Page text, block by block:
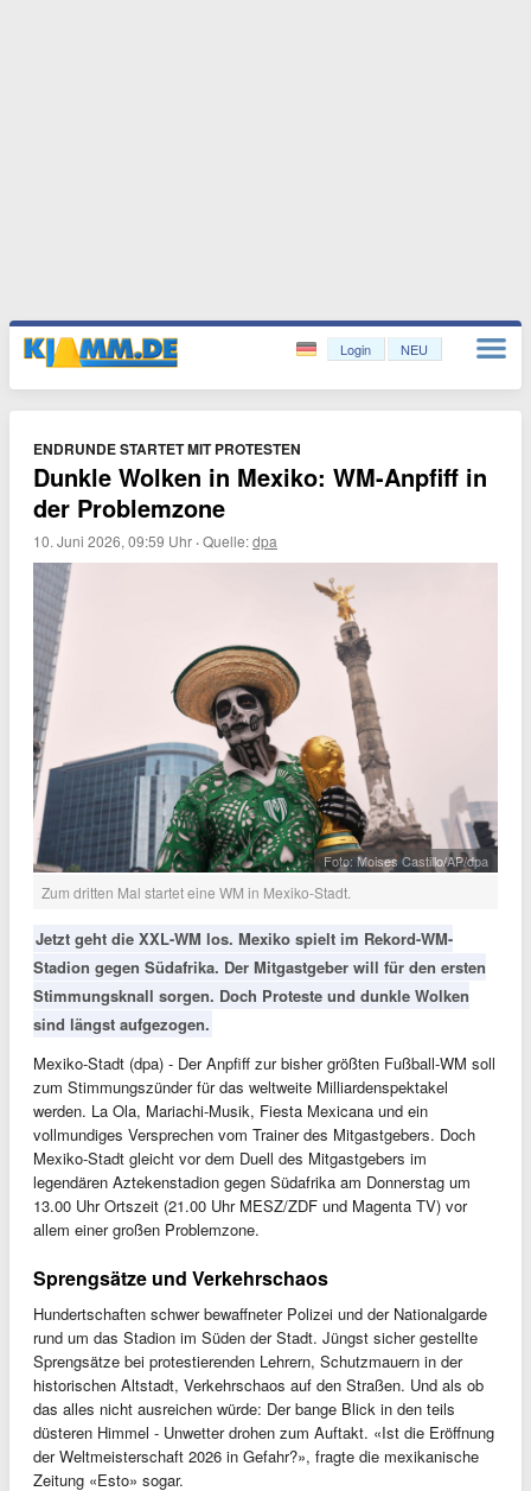
Login NEU
ENDRUNDE STARTET MIT PROTESTEN
Dunkle Wolken in Mexiko: WM-Anpfiff in
der Problemzone
10. Juni 2026, 09:59 Uhr ·Quelle:dpa
Foto: Moises Castillo/AP/dpa
Zum dritten Mal startet eine WM in Mexiko-Stadt.
Jetzt geht die XXL-WM los. Mexiko spielt im Rekord-WM-
Stadion gegen Südafrika. Der Mitgastgeber will für den ersten
Stimmungsknall sorgen. Doch Proteste und dunkle Wolken
sind längst aufgezogen.
Mexiko-Stadt (dpa) - Der Anpfiff zur bisher größten Fußball-WM soll
zum Stimmungszünder für das weltweite Milliardenspektakel
werden. La Ola, Mariachi-Musik, Fiesta Mexicana und ein
vollmundiges Versprechen vom Trainer des Mitgastgebers. Doch
Mexiko-Stadt gleicht vor dem Duell des Mitgastgebers im
legendären Aztekenstadion gegen Südafrika am Donnerstag um
13.00 Uhr Ortszeit (21.00 Uhr MESZ/ZDF und Magenta TV) vor
allem einer großen Problemzone.
Sprengsätze und Verkehrschaos
Hundertschaften schwer bewaffneter Polizei und der Nationalgarde
rund um das Stadion im Süden der Stadt. Jüngst sicher gestellte
Sprengsätze bei protestierenden Lehrern, Schutzmauern in der
historischen Altstadt, Verkehrschaos auf den Straßen. Und als ob
das alles nicht ausreichen würde: Der bange Blick in den teils
düsteren Himmel - Unwetter drohen zum Auftakt. «Ist die Eröffnung
der Weltmeisterschaft 2026 in Gefahr?», fragte die mexikanische
Zeitung «Esto» sogar.